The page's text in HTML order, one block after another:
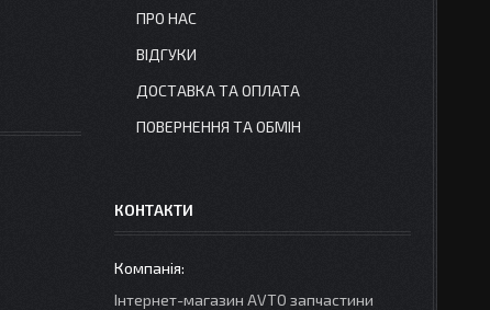
ПРО НАС
ВІДГУКИ
ДОСТАВКА ТА ОПЛАТА
ПОВЕРНЕННЯ ТА ОБМІН
КОНТАКТИ
Інтернет-магазин AVTO запчастини